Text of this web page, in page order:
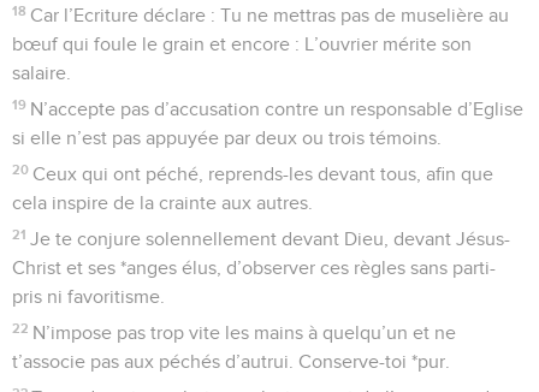
18 Car l’Ecriture déclare : Tu ne mettras pas de muselière au
bœuf qui foule le grain et encore : L’ouvrier mérite son
salaire.
19 N’accepte pas d’accusation contre un responsable d’Eglise
si elle n’est pas appuyée par deux ou trois témoins.
20 Ceux qui ont péché, reprends-les devant tous, afin que
cela inspire de la crainte aux autres.
21 Je te conjure solennellement devant Dieu, devant Jésus-
Christ et ses *anges élus, d’observer ces règles sans parti-
pris ni favoritisme.
22 N’impose pas trop vite les mains à quelqu’un et ne
t’associe pas aux péchés d’autrui. Conserve-toi *pur.